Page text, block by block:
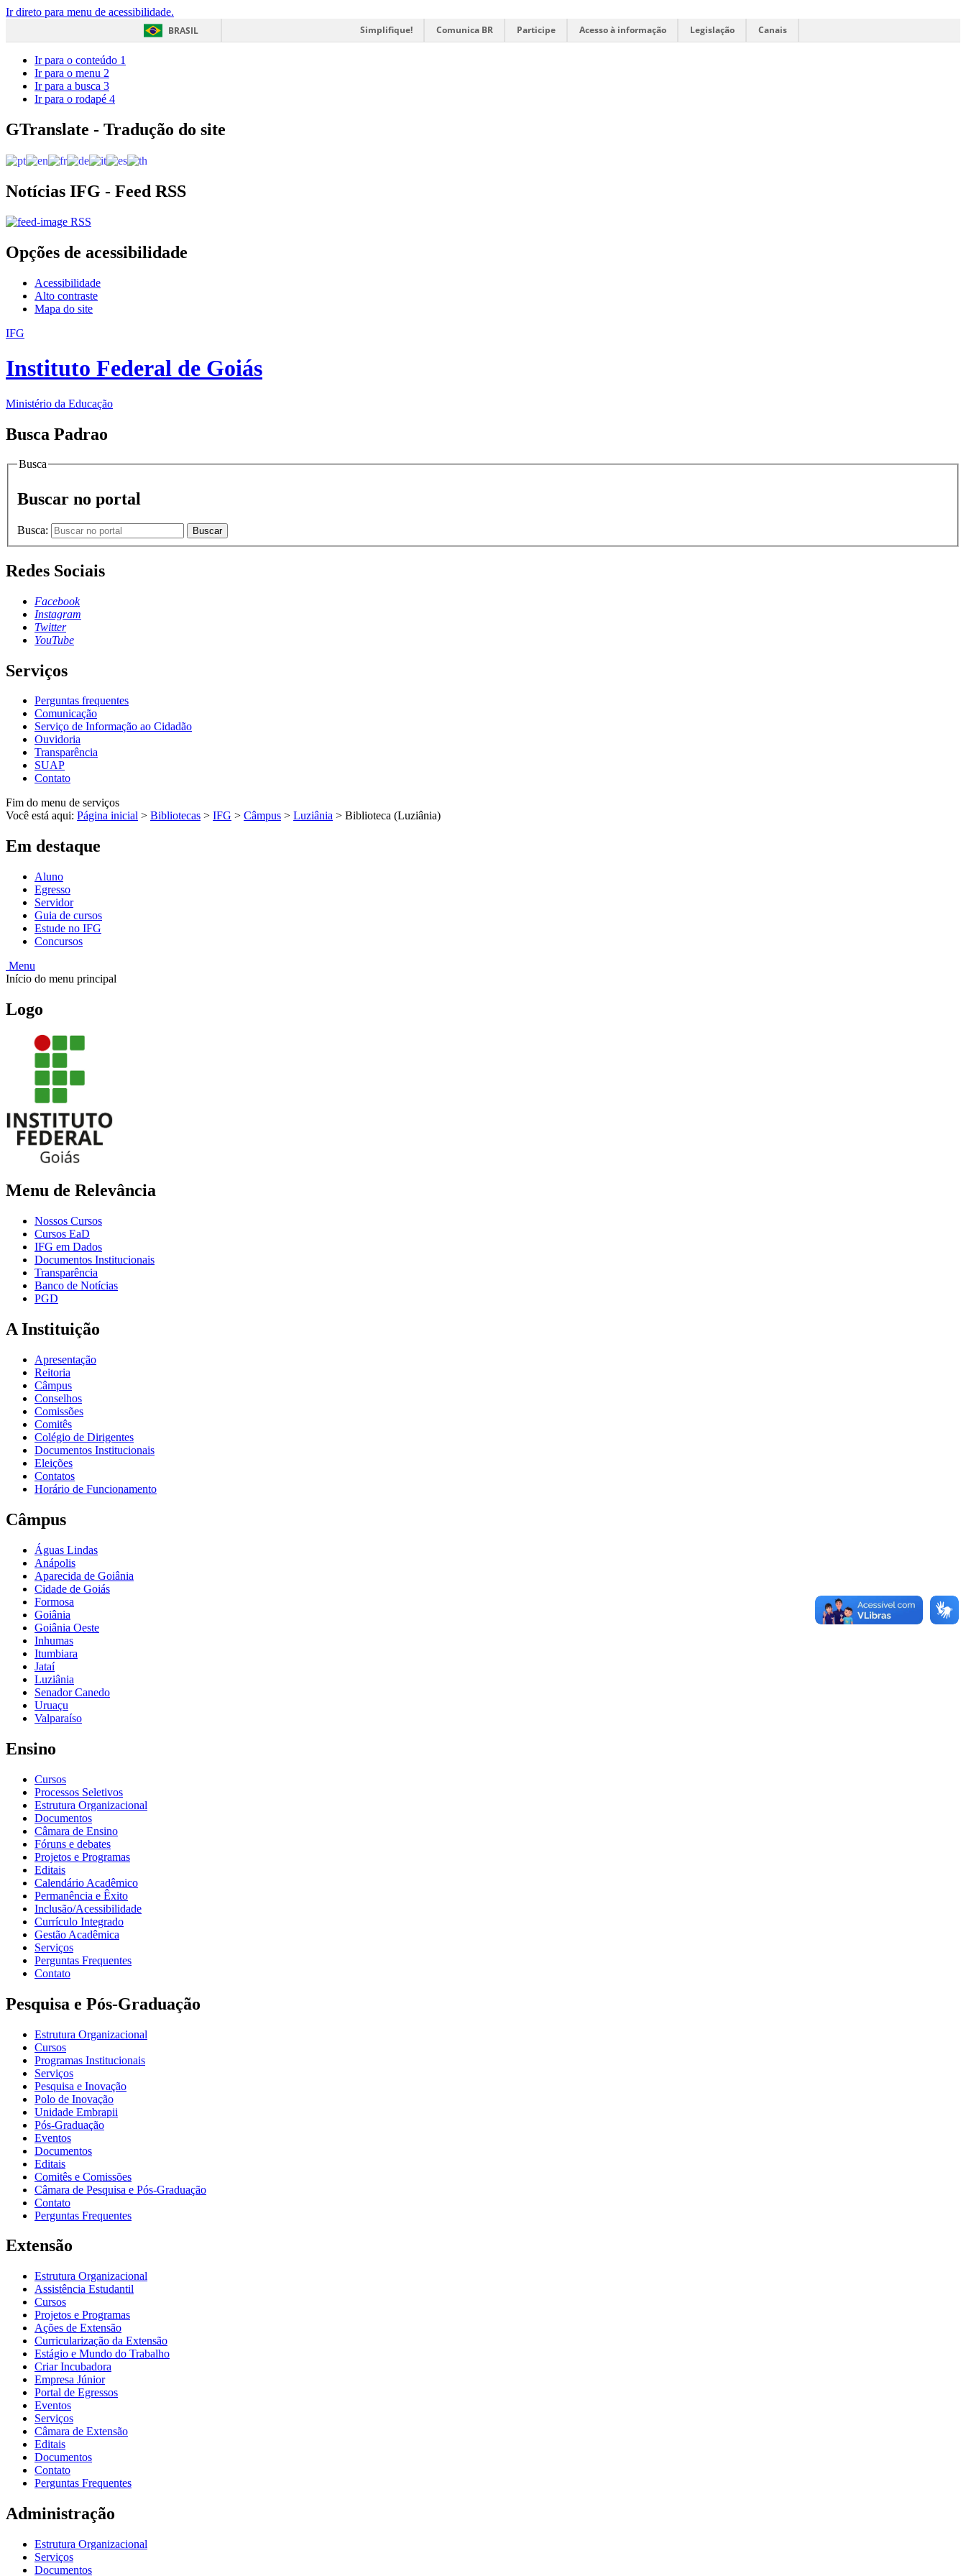
Ir direto para menu de acessibilidade.
BRASIL
Simplifique! Comunica BR Participe Acesso à informação Legislação Canais
Ir para o conteúdo 1
Ir para o menu 2
Ir para a busca 3
Ir para o rodapé 4
GTranslate - Tradução do site
Notícias IFG - Feed RSS
RSS
Opções de acessibilidade
Acessibilidade
Alto contraste
Mapa do site
IFG
Instituto Federal de Goiás
Ministério da Educação
Busca Padrao
Busca
Buscar no portal
Busca: Buscar
Redes Sociais
Facebook
Instagram
Twitter
YouTube
Serviços
Perguntas frequentes
Comunicação
Serviço de Informação ao Cidadão
Ouvidoria
Transparência
SUAP
Contato
Fim do menu de serviços
Você está aqui: Página inicial > Bibliotecas > IFG > Câmpus > Luziânia > Biblioteca (Luziânia)
Em destaque
Aluno
Egresso
Servidor
Guia de cursos
Estude no IFG
Concursos
Menu
Início do menu principal
Logo
Menu de Relevância
Nossos Cursos
Cursos EaD
IFG em Dados
Documentos Institucionais
Transparência
Banco de Notícias
PGD
A Instituição
Apresentação
Reitoria
Câmpus
Conselhos
Comissões
Comitês
Colégio de Dirigentes
Documentos Institucionais
Eleições
Contatos
Horário de Funcionamento
Câmpus
Águas Lindas
Anápolis
Aparecida de Goiânia
Cidade de Goiás
Formosa
Goiânia
Goiânia Oeste
Inhumas
Itumbiara
Jataí
Luziânia
Senador Canedo
Uruaçu
Valparaíso
Ensino
Cursos
Processos Seletivos
Estrutura Organizacional
Documentos
Câmara de Ensino
Fóruns e debates
Projetos e Programas
Editais
Calendário Acadêmico
Permanência e Êxito
Inclusão/Acessibilidade
Currículo Integrado
Gestão Acadêmica
Serviços
Perguntas Frequentes
Contato
Pesquisa e Pós-Graduação
Estrutura Organizacional
Cursos
Programas Institucionais
Serviços
Pesquisa e Inovação
Polo de Inovação
Unidade Embrapii
Pós-Graduação
Eventos
Documentos
Editais
Comitês e Comissões
Câmara de Pesquisa e Pós-Graduação
Contato
Perguntas Frequentes
Extensão
Estrutura Organizacional
Assistência Estudantil
Cursos
Projetos e Programas
Ações de Extensão
Curricularização da Extensão
Estágio e Mundo do Trabalho
Criar Incubadora
Empresa Júnior
Portal de Egressos
Eventos
Serviços
Câmara de Extensão
Editais
Documentos
Contato
Perguntas Frequentes
Administração
Estrutura Organizacional
Serviços
Documentos